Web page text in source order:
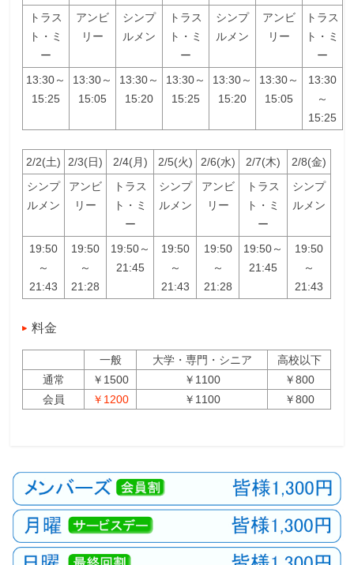
トラス
ト・ミ
ー
アンビ
リー
シンプ
ルメン
トラス
ト・ミ
ー
シンプ
ルメン
アンビ
リー
トラス
ト・ミ
ー
13:30～
15:25
13:30～
15:05
13:30～
15:20
13:30～
15:25
13:30～
15:20
13:30～
15:05
13:30
～
15:25
2/2(土) 2/3(日) 2/4(月) 2/5(火) 2/6(水) 2/7(木)
2/8(金)
シンプ
ルメン
アンビ
リー
トラス
ト・ミ
ー
シンプ
ルメン
アンビ
リー
トラス
ト・ミ
ー
シンプ
ルメン
19:50
～
21:43
19:50
～
21:28
19:50～
21:45
19:50
～
21:43
19:50
～
21:28
19:50～
21:45
19:50
～
21:43
料金
一般 大学・専門・シニア
高校以下
通常
￥1500 ￥1100
￥800
会員
￥1200 ￥1100 ￥800